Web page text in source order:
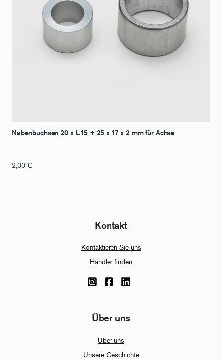
Nabenbuchsen 20 x L.15 + 25 x 17 x 2 mm für Achse
2,00 €
Kontakt
Kontaktieren Sie uns
Händler finden
Über uns
Über uns
Unsere Geschichte